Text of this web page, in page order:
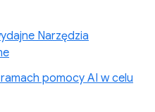
Narzędzia
pomocy AI w celu